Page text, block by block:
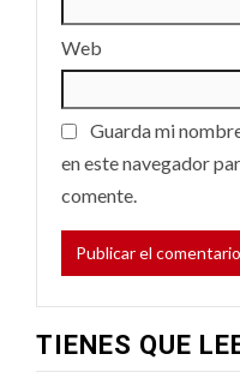
Web
Guarda mi
en este navegador
comente.
TIENES QUE